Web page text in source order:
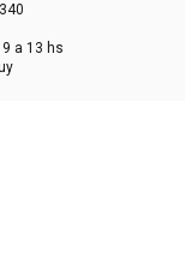
a 13 hs